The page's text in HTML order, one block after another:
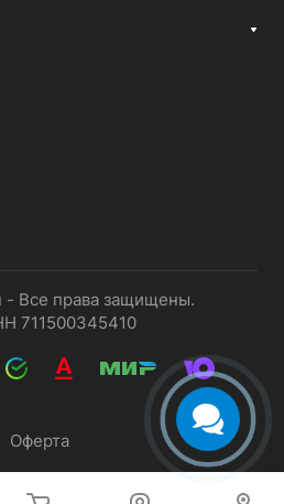
Все права защищены.
711500345410
Оферта